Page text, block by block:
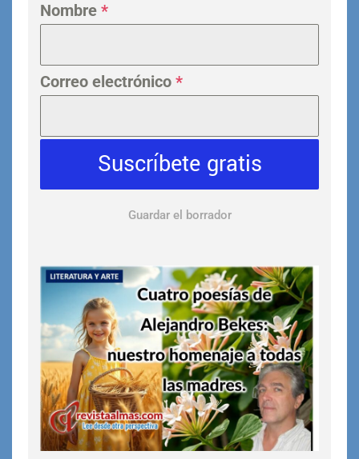
Nombre *
Correo electrónico *
Suscríbete gratis
Guardar el borrador